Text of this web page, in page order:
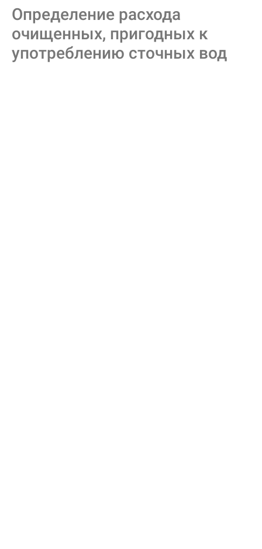
Определение расхода
очищенных, пригодных к
употреблению сточных вод